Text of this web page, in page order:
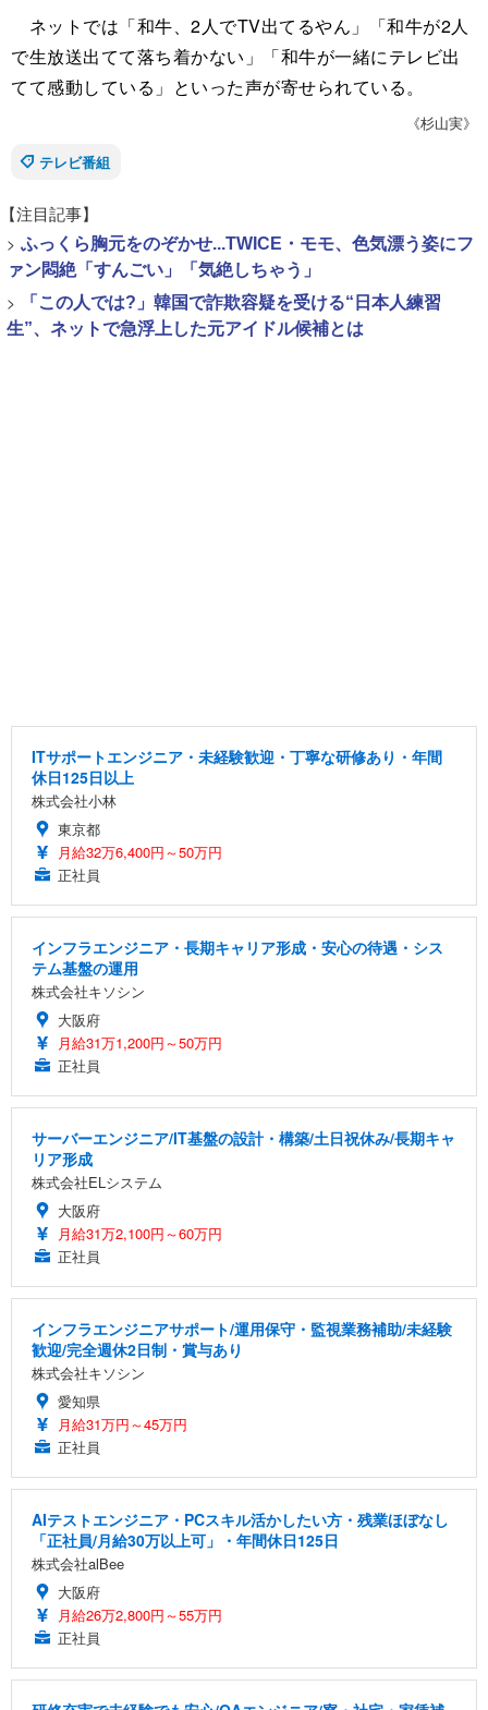
ネットでは「和牛、2人でTV出てるやん」「和牛が2人
で生放送出てて落ち着かない」「和牛が一緒にテレビ出
てて感動している」といった声が寄せられている。
《杉山実》
テレビ番組
【注目記事】
> ふっくら胸元をのぞかせ...TWICE・モモ、色気漂う姿にフ
ァン悶絶「すんごい」「気絶しちゃう」
>
「この人では?」韓国で詐欺容疑を受ける“日本人練習
生”、ネットで急浮上した元アイドル候補とは
ITサポートエンジニア・未経験歓迎・丁寧な研修あり・年間
休日125日以上
株式会社小林
東京都
月給32万6,400円～50万円
正社員
インフラエンジニア・長期キャリア形成・安心の待遇・シス
テム基盤の運用
株式会社キソシン
大阪府
月給31万1,200円～50万円
正社員
サーバーエンジニア/IT基盤の設計・構築/土日祝休み/長期キャ
リア形成
株式会社ELシステム
大阪府
月給31万2,100円～60万円
正社員
インフラエンジニアサポート/運用保守・監視業務補助/未経験
歓迎/完全週休2日制・賞与あり
株式会社キソシン
愛知県
月給31万円～45万円
正社員
AIテストエンジニア・PCスキル活かしたい方・残業ほぼなし
「正社員/月給30万以上可」・年間休日125日
株式会社alBee
大阪府
月給26万2,800円～55万円
正社員